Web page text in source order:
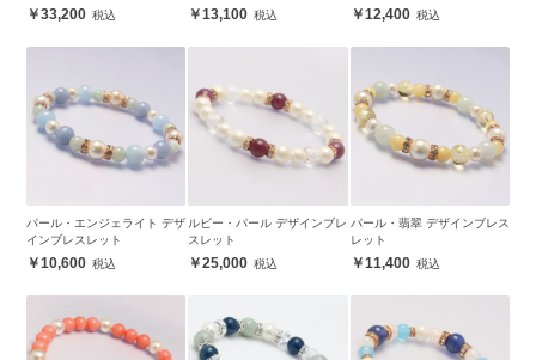
33,200 13,100 12,400
パール・エンジェライト デザ
インブレスレット
10,600
ルビー・パール デザインブレ
スレット
25,000
パール・翡翠 デザインブレス
レット
11,400